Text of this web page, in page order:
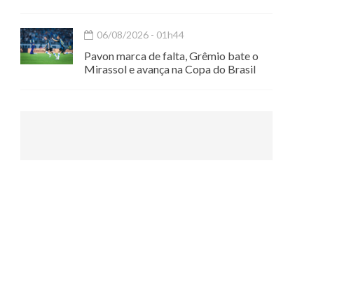
06/08/2026 - 01h44
Pavon marca de falta, Grêmio bate o
Mirassol e avança na Copa do Brasil